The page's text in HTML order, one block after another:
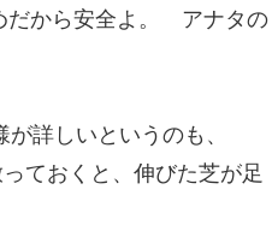
だから安全よ。 アナタの
詳しいというのも、
ておくと、伸びた芝が足